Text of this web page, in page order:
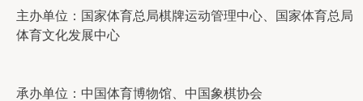
主办单位：国家体育总局棋牌运动管理中心、国家体育总局
体育文化发展中心
承办单位：中国体育博物馆、中国象棋协会